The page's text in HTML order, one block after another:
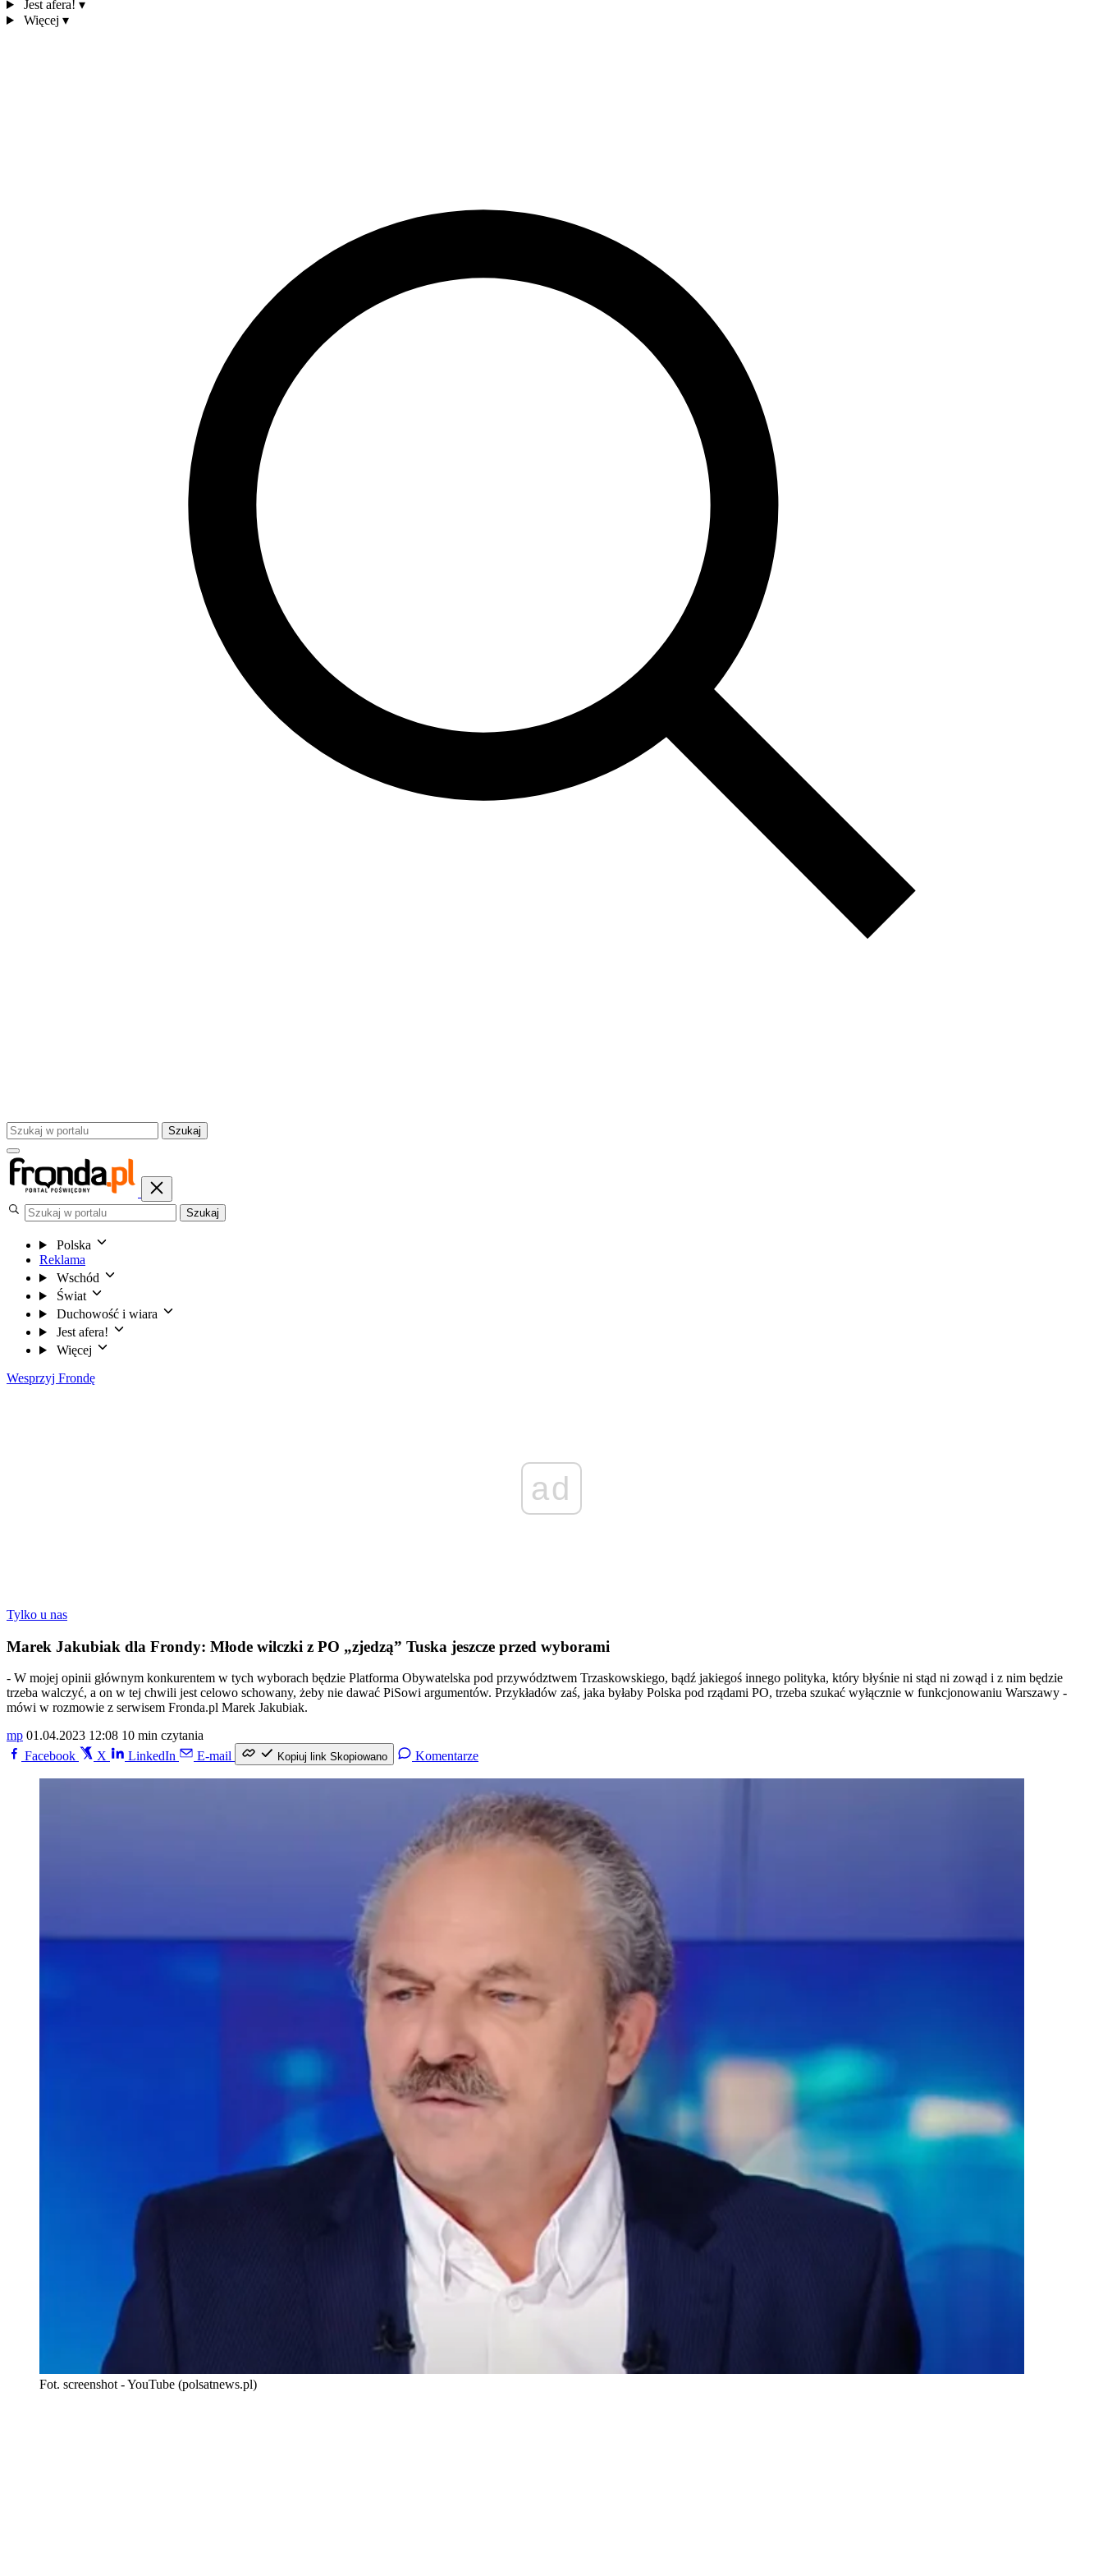
Jest afera! ▾
Więcej ▾
Szukaj
Szukaj
Polska
Reklama
Wschód
Świat
Duchowość i wiara
Jest afera!
Więcej
Wesprzyj Frondę
ad
Tylko u nas
Marek Jakubiak dla Frondy: Młode wilczki z PO „zjedzą” Tuska jeszcze przed wyborami
- W mojej opinii głównym konkurentem w tych wyborach będzie Platforma Obywatelska pod przywództwem Trzaskowskiego, bądź jakiegoś innego polityka, który błyśnie ni stąd ni zowąd i z nim będzie
trzeba walczyć, a on w tej chwili jest celowo schowany, żeby nie dawać PiSowi argumentów. Przykładów zaś, jaka byłaby Polska pod rządami PO, trzeba szukać wyłącznie w funkcjonowaniu Warszawy -
mówi w rozmowie z serwisem Fronda.pl Marek Jakubiak.
mp 01.04.2023 12:08 10 min czytania
Facebook
X LinkedIn E-mail Kopiuj link Skopiowano Komentarze
Fot. screenshot - YouTube (polsatnews.pl)